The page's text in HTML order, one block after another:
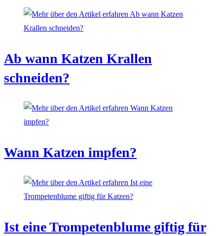
Ab wann Katzen Krallen
schneiden?
Wann Katzen impfen?
Ist eine Trompetenblume giftig für